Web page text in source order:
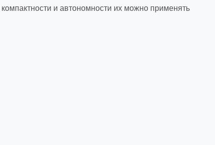
и автономности их можно применять